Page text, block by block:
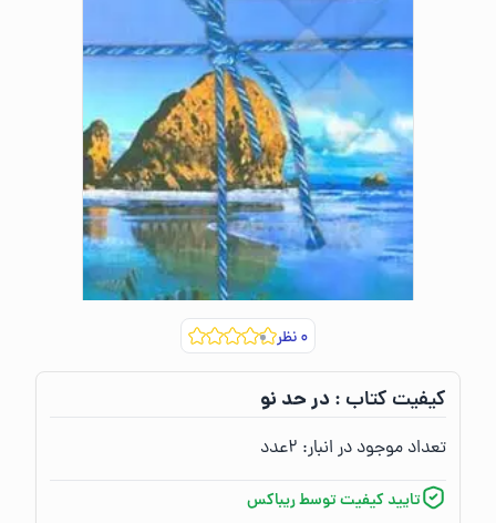
۰نظر
کیفیت کتاب :‌در حد نو
تعداد موجود در انبار:‌ ۲عدد
تایید کیفیت توسط ریباکس